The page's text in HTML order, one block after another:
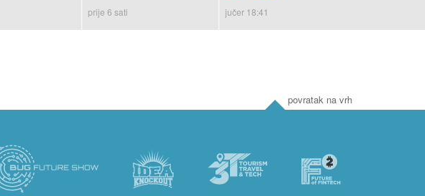
prije 6 sati jučer 18:41
povratak na vrh